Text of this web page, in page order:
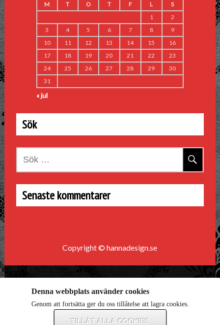
M
T O T F L
S
1
2
3
4 5 6 7 8
9
10
11 12 13 14 15
16
17
18 19 20 21 22
23
24
25 26 27 28 29
30
31
« jul
Sök
Senaste kommentarer
Copyright © hannadesign.se
Denna webbplats använder cookies
Genom att fortsätta ger du oss tillåtelse att lagra cookies.
TILLÅT ALLA COOKIES